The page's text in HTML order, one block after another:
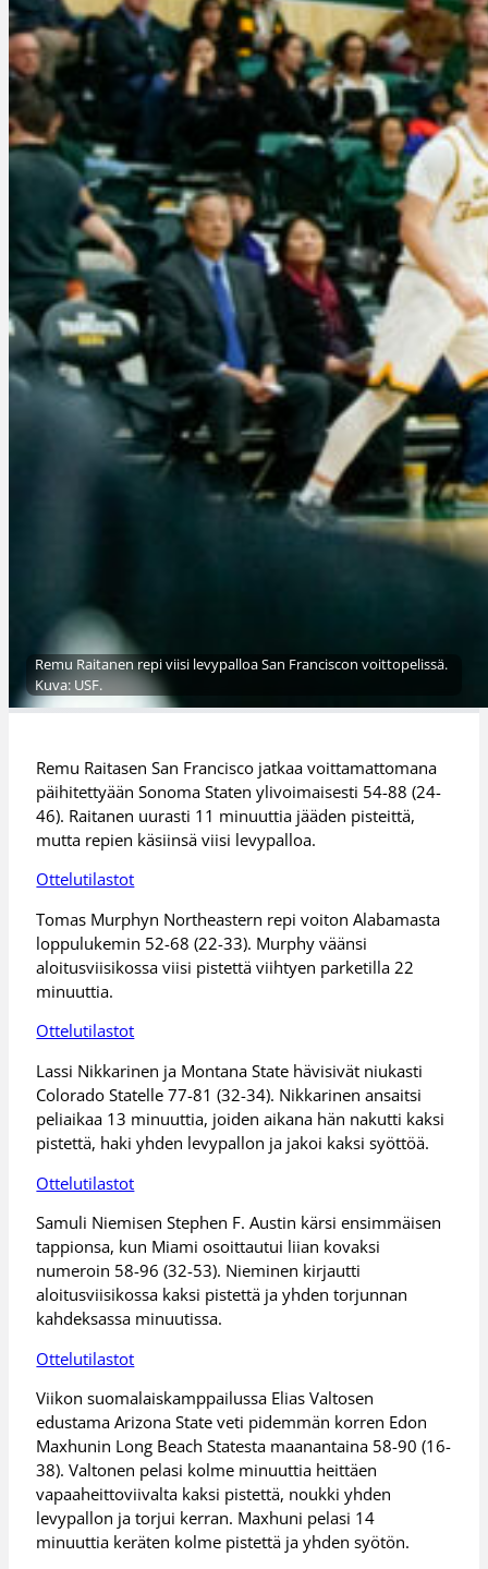
Remu Raitanen repi viisi levypalloa San Franciscon voittopelissä.
Kuva: USF.
Remu Raitasen San Francisco jatkaa voittamattomana
päihitettyään Sonoma Staten ylivoimaisesti 54-88 (24-
46). Raitanen uurasti 11 minuuttia jääden pisteittä,
mutta repien käsiinsä viisi levypalloa.
Ottelutilastot
Tomas Murphyn Northeastern repi voiton Alabamasta
loppulukemin 52-68 (22-33). Murphy väänsi
aloitusviisikossa viisi pistettä viihtyen parketilla 22
minuuttia.
Ottelutilastot
Lassi Nikkarinen ja Montana State hävisivät niukasti
Colorado Statelle 77-81 (32-34). Nikkarinen ansaitsi
peliaikaa 13 minuuttia, joiden aikana hän nakutti kaksi
pistettä, haki yhden levypallon ja jakoi kaksi syöttöä.
Ottelutilastot
Samuli Niemisen Stephen F. Austin kärsi ensimmäisen
tappionsa, kun Miami osoittautui liian kovaksi
numeroin 58-96 (32-53). Nieminen kirjautti
aloitusviisikossa kaksi pistettä ja yhden torjunnan
kahdeksassa minuutissa.
Ottelutilastot
Viikon suomalaiskamppailussa Elias Valtosen
edustama Arizona State veti pidemmän korren Edon
Maxhunin Long Beach Statesta maanantaina 58-90 (16-
38). Valtonen pelasi kolme minuuttia heittäen
vapaaheittoviivalta kaksi pistettä, noukki yhden
levypallon ja torjui kerran. Maxhuni pelasi 14
minuuttia keräten kolme pistettä ja yhden syötön.